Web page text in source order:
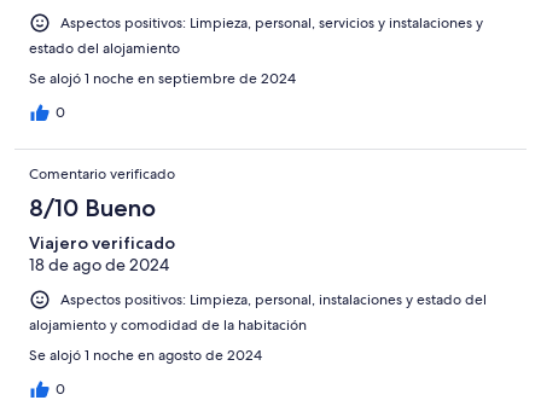
Aspectos positivos: Limpieza, personal, servicios y instalaciones y
estado del alojamiento
Se alojó 1 noche en septiembre de 2024
0
Comentario verificado
8/10 Bueno
Viajero verificado
18 de ago de 2024
Aspectos positivos: Limpieza, personal, instalaciones y estado del
alojamiento y comodidad de la habitación
Se alojó 1 noche en agosto de 2024
0